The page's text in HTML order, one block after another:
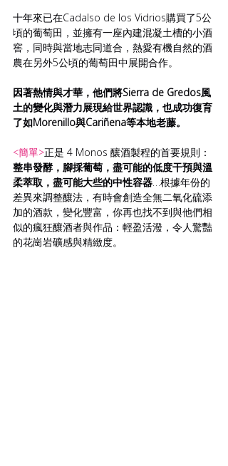
十年來已在Cadalso de los Vidrios購買了5公
頃的葡萄田，並擁有一座內建混凝土槽的小酒
窖，同時與當地志同道合，熱愛有機自然的酒
農在另外5公頃的葡萄田中展開合作。
因著熱情與才華，他們將Sierra de Gredos風
土的變化與潛力展現給世界認識，也成功復育
了如Morenillo與Cariñena等本地老藤。
<簡單>正是 4 Monos 釀酒製程的首要規則：
整串發酵，腳採葡萄，盡可能的低度干預與溫
柔萃取，盡可能大些的中性容器…根據年份的
差異來調整釀法，有時會創造全無二氧化硫添
加的酒款，變化豐富，你再也找不到與他們相
似的瘋狂釀酒者與作品：輕盈活潑，令人驚豔
的花崗岩礦感與精緻度。